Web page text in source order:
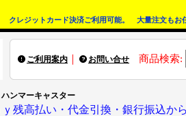
クレジットカード決済ご利用可能。 大量注文もお
ご利用案内 ｜ お問い合せ 商品検索:
ンマーキャスター
残高払い・代金引換・銀行振込か